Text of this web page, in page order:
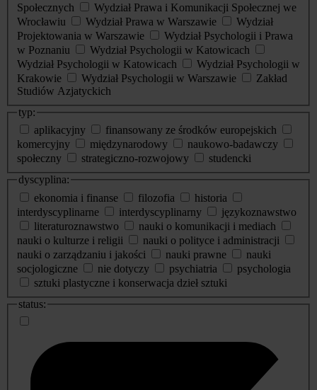
Społecznych
Wydział Prawa i Komunikacji Społecznej we
Wrocławiu
Wydział Prawa w Warszawie
Wydział
Projektowania w Warszawie
Wydział Psychologii i Prawa
w Poznaniu
Wydział Psychologii w Katowicach
Wydział Psychologii w Katowicach
Wydział Psychologii w
Krakowie
Wydział Psychologii w Warszawie
Zakład
Studiów Azjatyckich
typ:
aplikacyjny
finansowany ze środków europejskich
komercyjny
międzynarodowy
naukowo-badawczy
społeczny
strategiczno-rozwojowy
studencki
dyscyplina:
ekonomia i finanse
filozofia
historia
interdyscyplinarne
interdyscyplinarny
językoznawstwo
literaturoznawstwo
nauki o komunikacji i mediach
nauki o kulturze i religii
nauki o polityce i administracji
nauki o zarządzaniu i jakości
nauki prawne
nauki
socjologiczne
nie dotyczy psychiatria
psychologia
sztuki plastyczne i konserwacja dzieł sztuki
status: